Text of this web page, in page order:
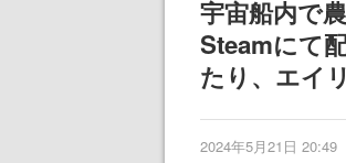
宇宙船内で
Steamにて
たり、エイ
2024年5月21日 20:49